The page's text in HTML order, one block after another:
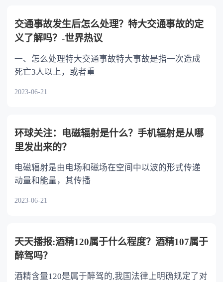
交通事故发生后怎么处理？特大交通事故的定
义了解吗？-世界热议
一、怎么处理特大交通事故特大事故是指一次造成
死亡3人以上，或者重
2023-06-21
环球关注：电磁辐射是什么？手机辐射是从哪
里发出来的？
电磁辐射是由电场和磁场在空间中以波的形式传递
动量和能量，其传播
2023-06-21
天天播报:酒精120属于什么程度？酒精107属于
醉驾吗？
酒精含量120是属于醉驾的,我国法律上明确规定了对